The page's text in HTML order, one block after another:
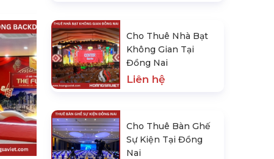
Cho Thuê Nhà Bạt Không Gian
Tại Đồng Nai
Cho Thuê Nhà Bạt
Không Gian Tại
Đồng Nai
Liên hệ
Cho Thuê Bàn Ghế
Sự Kiện Tại Đồng
Nai